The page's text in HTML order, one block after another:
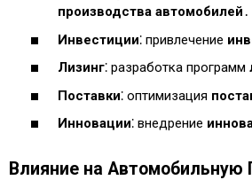
производства автомобилей ․
Инвестиции⁚ привлечение
Лизинг⁚ разработка программ
Поставки⁚ оптимизация
Инновации⁚ внедрение
Влияние на